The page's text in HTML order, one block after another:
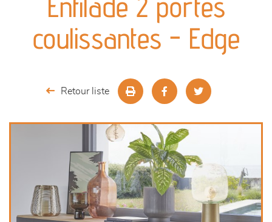
séjours
meubles de complément
coulissantes - Edge
Retour liste